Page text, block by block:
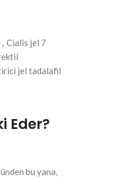
, Cialis jel 7
jel tadalafil
Eder?
bu yana,